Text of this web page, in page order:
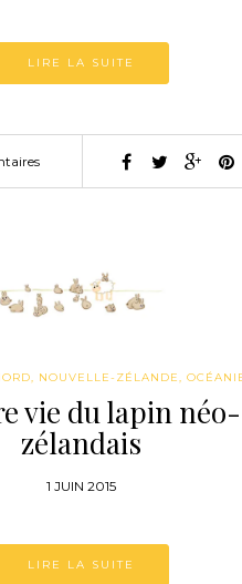
LIRE LA SUITE
, NOUVELLE-ZÉLANDE,
vie du lapin néo-
zélandais
1 JUIN 2015
LIRE LA SUITE